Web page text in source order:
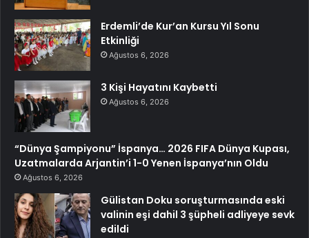
Erdemli’de Kur’an Kursu Yıl Sonu
Etkinliği
Ağustos 6, 2026
3 Kişi Hayatını Kaybetti
Ağustos 6, 2026
“Dünya Şampiyonu” İspanya… 2026 FIFA Dünya Kupası,
Uzatmalarda Arjantin’i 1-0 Yenen İspanya’nın Oldu
Ağustos 6, 2026
Gülistan Doku soruşturmasında eski
valinin eşi dahil 3 şüpheli adliyeye sevk
edildi